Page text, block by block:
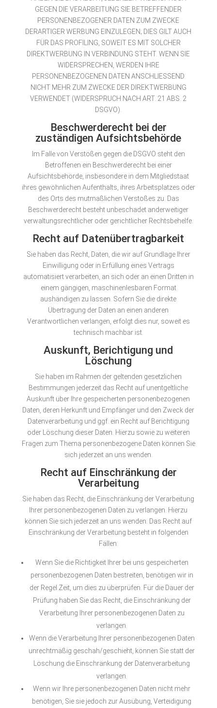
GEGEN DIE VERARBEITUNG SIE BETREFFENDER
PERSONENBEZOGENER DATEN ZUM ZWECKE
DERARTIGER WERBUNG EINZULEGEN; DIES GILT AUCH
FÜR DAS PROFILING, SOWEIT ES MIT SOLCHER
DIREKTWERBUNG IN VERBINDUNG STEHT. WENN SIE
WIDERSPRECHEN, WERDEN IHRE
PERSONENBEZOGENEN DATEN ANSCHLIESSEND
NICHT MEHR ZUM ZWECKE DER DIREKTWERBUNG
VERWENDET (WIDERSPRUCH NACH ART. 21 ABS. 2
DSGVO).
Beschwerde­recht bei der
zuständigen Aufsichts­behörde
Im Falle von Verstößen gegen die DSGVO steht den
Betroffenen ein Beschwerderecht bei einer
Aufsichtsbehörde, insbesondere in dem Mitgliedstaat
ihres gewöhnlichen Aufenthalts, ihres Arbeitsplatzes oder
des Orts des mutmaßlichen Verstoßes zu. Das
Beschwerderecht besteht unbeschadet anderweitiger
verwaltungsrechtlicher oder gerichtlicher Rechtsbehelfe.
Recht auf Daten­übertrag­barkeit
Sie haben das Recht, Daten, die wir auf Grundlage Ihrer
Einwilligung oder in Erfüllung eines Vertrags
automatisiert verarbeiten, an sich oder an einen Dritten in
einem gängigen, maschinenlesbaren Format
aushändigen zu lassen. Sofern Sie die direkte
Übertragung der Daten an einen anderen
Verantwortlichen verlangen, erfolgt dies nur, soweit es
technisch machbar ist.
Auskunft, Berichtigung und
Löschung
Sie haben im Rahmen der geltenden gesetzlichen
Bestimmungen jederzeit das Recht auf unentgeltliche
Auskunft über Ihre gespeicherten personenbezogenen
Daten, deren Herkunft und Empfänger und den Zweck der
Datenverarbeitung und ggf. ein Recht auf Berichtigung
oder Löschung dieser Daten. Hierzu sowie zu weiteren
Fragen zum Thema personenbezogene Daten können Sie
sich jederzeit an uns wenden.
Recht auf Einschränkung der
Verarbeitung
Sie haben das Recht, die Einschränkung der Verarbeitung
Ihrer personenbezogenen Daten zu verlangen. Hierzu
können Sie sich jederzeit an uns wenden. Das Recht auf
Einschränkung der Verarbeitung besteht in folgenden
Fällen:
Wenn Sie die Richtigkeit Ihrer bei uns gespeicherten
personenbezogenen Daten bestreiten, benötigen wir in
der Regel Zeit, um dies zu überprüfen. Für die Dauer der
Prüfung haben Sie das Recht, die Einschränkung der
Verarbeitung Ihrer personenbezogenen Daten zu
verlangen.
Wenn die Verarbeitung Ihrer personenbezogenen Daten
unrechtmäßig geschah/geschieht, können Sie statt der
Löschung die Einschränkung der Datenverarbeitung
verlangen.
Wenn wir Ihre personenbezogenen Daten nicht mehr
benötigen, Sie sie jedoch zur Ausübung, Verteidigung